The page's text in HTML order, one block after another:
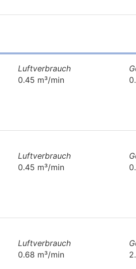
Luftverbrauch
0.45 m³/min
Luftverbrauch
0.45 m³/min
Luftverbrauch
0.68 m³/min